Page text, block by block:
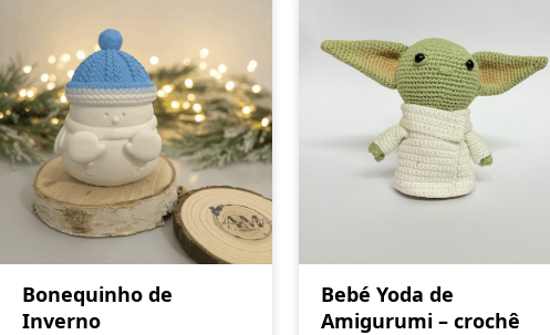
Bonequinho de
Inverno
Bebé Yoda de
Amigurumi – crochê